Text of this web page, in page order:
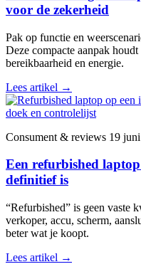
voor de zekerheid
Pak op functie en
Deze compacte aanpak
bereikbaarheid en energie.
Lees artikel →
Consument & reviews 19
Een refurbished
definitief is
“Refurbished” is geen vaste
verkoper, accu, scherm,
beter wat je koopt.
Lees artikel →